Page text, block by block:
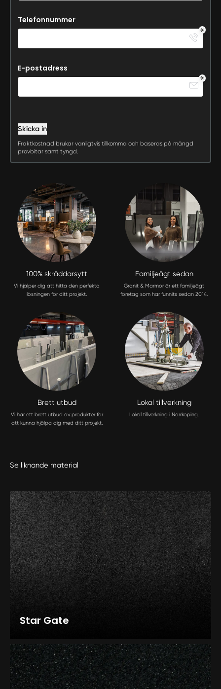
Telefonnummer
E-postadress
Skicka in
Fraktkostnad brukar vanligtvis tillkomma och baseras på mängd
provbitar samt tyngd.
100% skräddarsytt
Vi hjälper dig att hitta den perfekta
lösningen för ditt projekt.
Familjeägt sedan
Granit & Marmor är ett familjeägt
företag som har funnits sedan 2014.
Brett utbud
Vi har ett brett utbud av produkter för
att kunna hjälpa dig med ditt projekt.
Lokal tillverkning
Lokal tillverkning i Norrköping.
Se liknande material
Star Gate